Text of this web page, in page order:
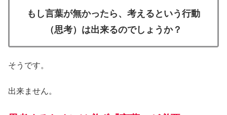
もし言葉が無かったら、考えるという行動
（思考）は出来るのでしょうか？
そうです。
出来ません。